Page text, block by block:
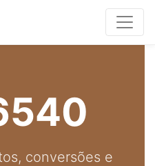
conversões e